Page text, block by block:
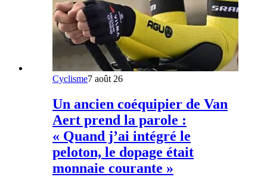
Cyclisme7 août 26
Un ancien coéquipier de Van
Aert prend la parole :
« Quand j’ai intégré le
peloton, le dopage était
monnaie courante »